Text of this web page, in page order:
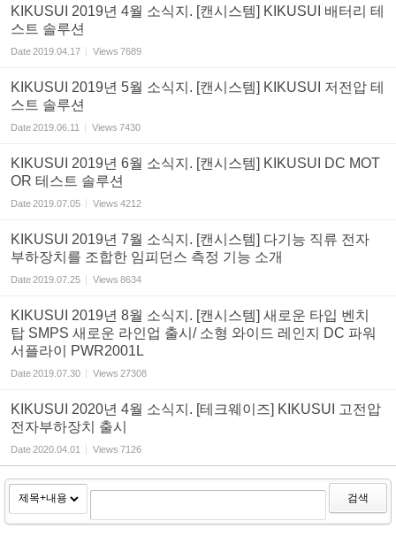
KIKUSUI 2019년 4월 소식지. [캔시스템] KIKUSUI 배터리 테
스트 솔루션
Date2019.04.17 Views 7689
KIKUSUI 2019년 5월 소식지. [캔시스템] KIKUSUI 저전압 테
스트 솔루션
Date2019.06.11 Views 7430
KIKUSUI 2019년 6월 소식지. [캔시스템] KIKUSUI DC MOT
OR 테스트 솔루션
Date2019.07.05 Views 4212
KIKUSUI 2019년 7월 소식지. [캔시스템] 다기능 직류 전자
부하장치를 조합한 임피던스 측정 기능 소개
Date2019.07.25 Views 8634
KIKUSUI 2019년 8월 소식지. [캔시스템] 새로운 타입 벤치
탑 SMPS 새로운 라인업 출시/ 소형 와이드 레인지 DC 파워
서플라이 PWR2001L
Date2019.07.30 Views 27308
KIKUSUI 2020년 4월 소식지. [테크웨이즈] KIKUSUI 고전압
전자부하장치 출시
Date2020.04.01 Views 7126
검색